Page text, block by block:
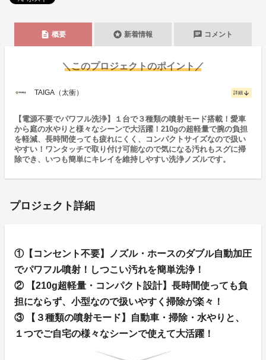
description 概要 stars 新着情報 chat コメント
＼このプロジェクトのポイント／
TAIGA（太衝） 詳細 arrow_downward
【電源不要でパワフル洗浄】１台で３種類の噴射モード搭載！愛車
から庭の水やりと様々なシーンで大活躍！210gの超軽量で腕の負担
を軽減、長時間使っても疲れにくく、コンパクトサイズなので扱い
やすい！ワンタッチで取り付け可能なので気になる汚れもスグに掃
除でき、いつも簡単にキレイを維持しやすい洗浄ノズルです。
プロジェクト詳細
①【コンセント不要】ノズル・ホースのダブル自動加圧
でパワフル噴射！しつこい汚れを簡単洗浄！
② 【210g超軽量・コンパクト設計】長時間使っても負
担にならず、小型なので扱いやすく掃除が楽々！
③ 【３種類の噴射モード】自動車・掃除・水やりと、
１つでご自宅の様々なシーンで使えて大活躍！